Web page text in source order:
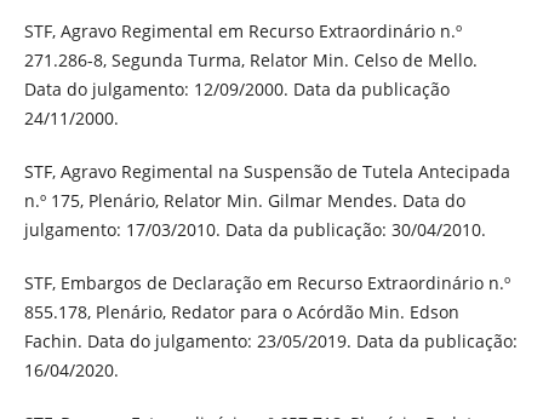
STF, Agravo Regimental em Recurso Extraordinário n.º
271.286-8, Segunda Turma, Relator Min. Celso de Mello.
Data do julgamento: 12/09/2000. Data da publicação
24/11/2000.
STF, Agravo Regimental na Suspensão de Tutela Antecipada
n.º 175, Plenário, Relator Min. Gilmar Mendes. Data do
julgamento: 17/03/2010. Data da publicação: 30/04/2010.
STF, Embargos de Declaração em Recurso Extraordinário n.º
855.178, Plenário, Redator para o Acórdão Min. Edson
Fachin. Data do julgamento: 23/05/2019. Data da publicação:
16/04/2020.